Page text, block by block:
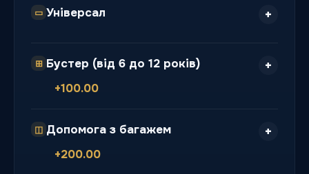
▭ Універсал
⊞ Бустер (від 6 до 12 років)
+100.00
◫ Допомога з багажем
+200.00